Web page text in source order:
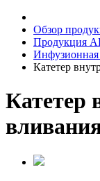
Обзор
Продукция
Инфузионная
Катетер
Катетер